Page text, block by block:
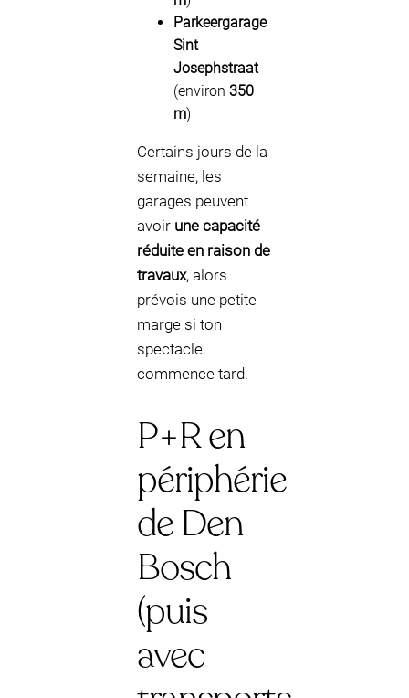
Parkeergarage
Sint
Josephstraat
(environ 350
m)
Certains jours de la
semaine, les
garages peuvent
avoir une capacité
réduite en raison de
travaux, alors
prévois une petite
marge si ton
spectacle
commence tard.
P+R en
périphérie
de Den
Bosch
(puis
avec